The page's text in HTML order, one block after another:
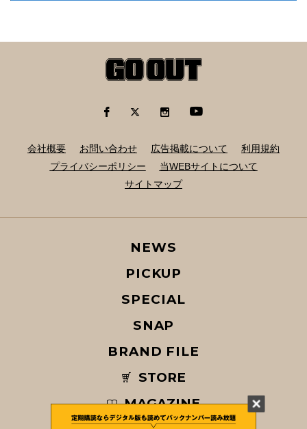
会社概要 お問い合わせ 広告掲載について
利用規約
プライバシーポリシー
当WEBサイトについて
サイトマップ
NEWS
PICKUP
SPECIAL
SNAP
BRAND FILE
STORE
MAGAZINE